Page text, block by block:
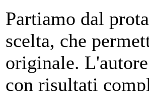
Partiamo dal
scelta, che
originale.
con risultati